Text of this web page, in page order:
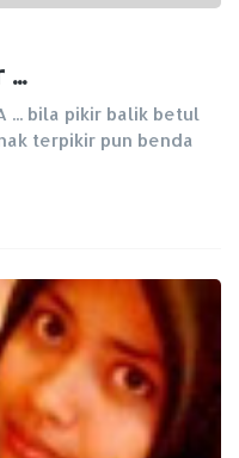
... bila pikir balik betul
terpikir pun benda